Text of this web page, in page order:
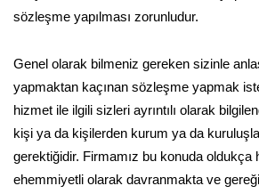
sözleşme yapılması zorunludur.
Genel olarak bilmeniz gereken sizinle
yapmaktan kaçınan sözleşme yapmak
hizmet ile ilgili sizleri ayrıntılı olarak
kişi ya da kişilerden kurum ya da
gerektiğidir. Firmamız bu konuda oldukça
ehemmiyetli olarak davranmakta ve